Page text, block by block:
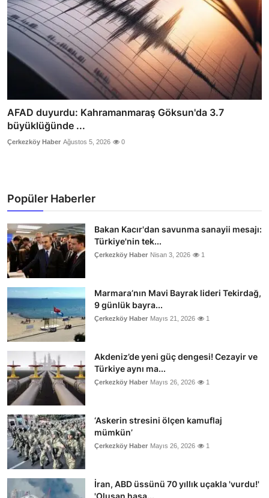
AFAD duyurdu: Kahramanmaraş Göksun'da 3.7
büyüklüğünde ...
Çerkezköy Haber Ağustos 5, 2026 0
Popüler Haberler
Bakan Kacır'dan savunma sanayii mesajı:
Türkiye'nin tek...
Çerkezköy Haber Nisan 3, 2026 1
Marmara’nın Mavi Bayrak lideri Tekirdağ,
9 günlük bayra...
Çerkezköy Haber Mayıs 21, 2026 1
Akdeniz’de yeni güç dengesi! Cezayir ve
Türkiye aynı ma...
Çerkezköy Haber Mayıs 26, 2026 1
‘Askerin stresini ölçen kamuflaj
mümkün’
Çerkezköy Haber Mayıs 26, 2026 1
İran, ABD üssünü 70 yıllık uçakla 'vurdu!'